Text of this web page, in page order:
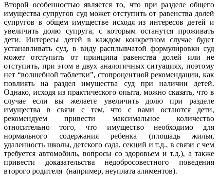
Второй особенностью является то, что при разделе общего
имущества супругов суд может отступить от равенства долей
супругов в общем имуществе исходя из интересов детей и
увеличить долю супруга, с которым останутся проживать
дети. Интересы детей в каждом конкретном случае будет
устанавливать суд, в виду расплывчатой формулировки суд
может отступить от принципа равенства долей или не
отступить, при этом в двух аналогичных ситуациях, поэтому
нет “волшебной таблетки”, стопроцентной рекомендации, как
повлиять на раздел имущества суд при наличии детей.
Однако, исходя из практического опыта, можно сказать, что в
случае если вы желаете увеличить долю при разделе
имущества в связи с тем, что с вами остаются дети,
рекомендуем привести максимальное количество
относительно того, что имущество необходимо для
нормального содержания ребенка (площадь жилья,
удаленность школы, детского сада, секций и т.д., в связи с чем
требуется автомобиль, вопросы со здоровьем и т.д.), а также
привести доказательства недобросовестного поведения
второго родителя (например, неуплата алиментов).